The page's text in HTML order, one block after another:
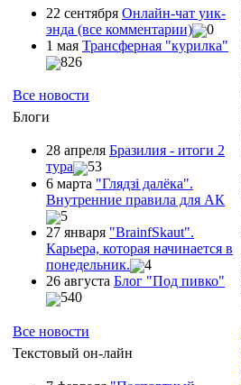
22 сентября Онлайн-чат уик-
энда (все комментарии)
0
1 мая Трансферная "курилка"
826
Все новости
Блоги
28 апреля Бразилия - итоги 2
тура
53
6 марта "Глядзi далёка".
Внутренние правила для АК
5
27 января "ВrainfSkaut".
Карьера, которая начинается в
понедельник.
4
26 августа Блог "Под пивко"
540
Все новости
Текстовый он-лайн